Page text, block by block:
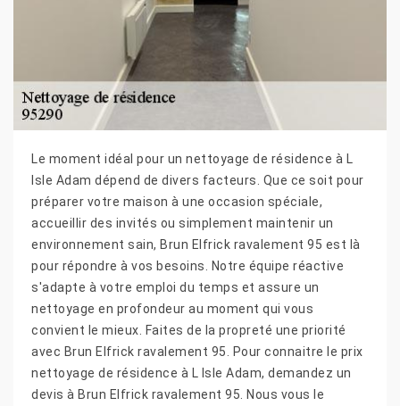
Le moment idéal pour un nettoyage de résidence à L
Isle Adam dépend de divers facteurs. Que ce soit pour
préparer votre maison à une occasion spéciale,
accueillir des invités ou simplement maintenir un
environnement sain, Brun Elfrick ravalement 95 est là
pour répondre à vos besoins. Notre équipe réactive
s'adapte à votre emploi du temps et assure un
nettoyage en profondeur au moment qui vous
convient le mieux. Faites de la propreté une priorité
avec Brun Elfrick ravalement 95. Pour connaitre le prix
nettoyage de résidence à L Isle Adam, demandez un
devis à Brun Elfrick ravalement 95. Nous vous le